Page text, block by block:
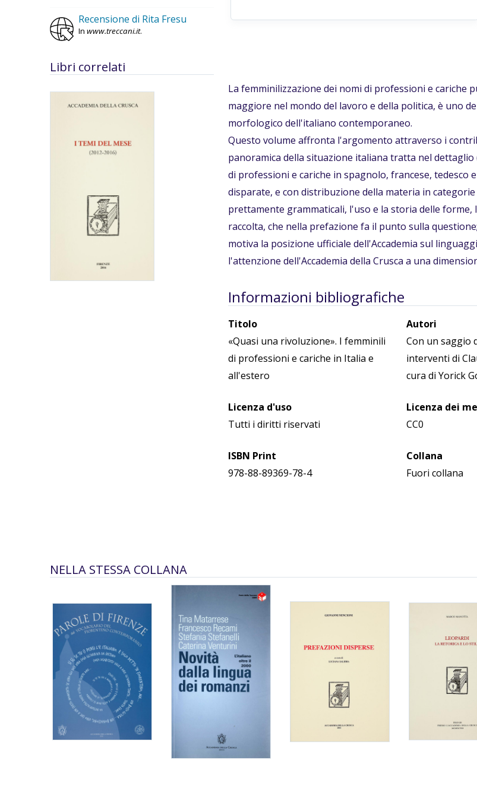
Recensione di Rita Fresu
In www.treccani.it.
Libri correlati
La femminilizzazione dei nomi di professioni e cariche
maggiore nel mondo del lavoro e della politica, è uno
morfologico dell'italiano contemporaneo.
Questo volume affronta l'argomento attraverso i
panoramica della situazione italiana tratta nel
di professioni e cariche in spagnolo, francese,
disparate, e con distribuzione della materia in
prettamente grammaticali, l'uso e la storia delle forme,
raccolta, che nella prefazione fa il punto sulla
motiva la posizione ufficiale dell'Accademia sul
l'attenzione dell'Accademia della Crusca a una
Informazioni bibliografiche
Titolo
«Quasi una rivoluzione». I femminili
di professioni e cariche in Italia e
all'estero
Autori
Con un saggio
interventi di
cura di Yorick
Licenza d'uso
Tutti i diritti riservati
Licenza dei
CC0
ISBN Print
978-88-89369-78-4
Collana
Fuori collana
NELLA STESSA COLLANA